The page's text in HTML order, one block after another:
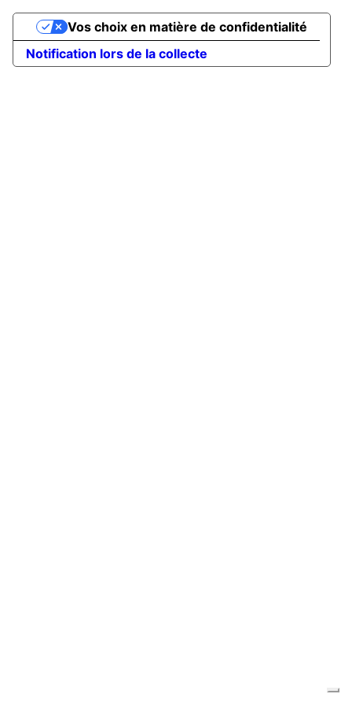
Notification lors de la collecte
Vos choix en matière de confidentialité